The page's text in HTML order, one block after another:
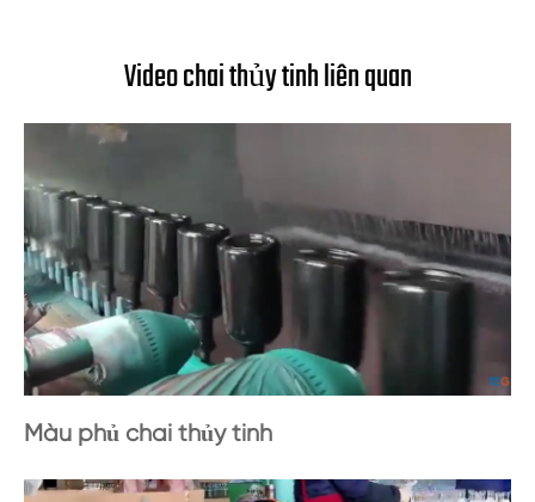
Video chai thủy tinh liên quan
Màu phủ chai thủy tinh